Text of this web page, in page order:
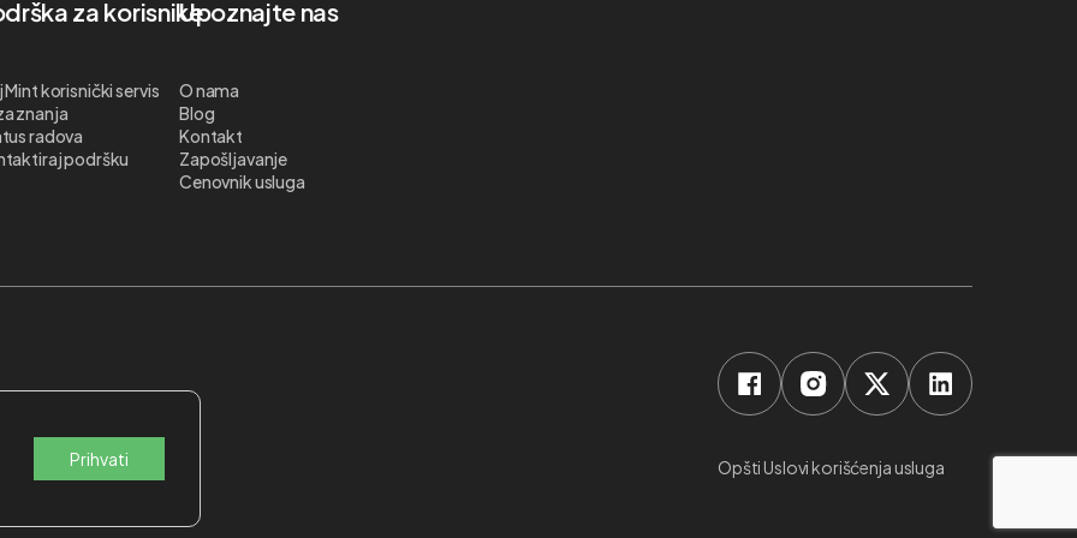
za korisnike
Mint korisnički servis
znanja
radova
podršku
Upoznajte nas
O nama
Blog
Kontakt
Zapošljavanje
Cenovnik usluga
Opšti Uslovi korišćenja usluga
Prihvati